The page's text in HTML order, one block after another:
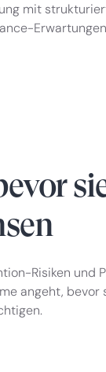
mit
Risiken und
angeht, bevor